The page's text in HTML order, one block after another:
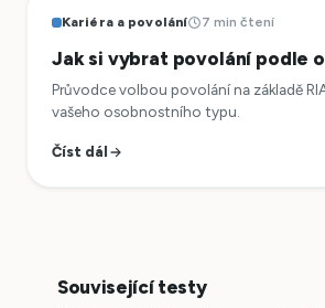
Kariéra a povolání 7 min čtení
Jak si vybrat povolání podle
Průvodce volbou povolání na základě
vašeho osobnostního typu.
Číst dál
Související testy